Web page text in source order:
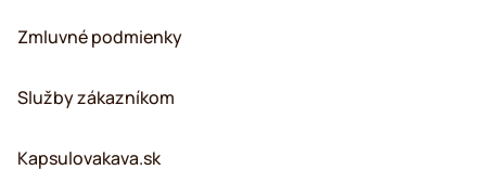
Zmluvné podmienky
Služby zákazníkom
Kapsulovakava.sk